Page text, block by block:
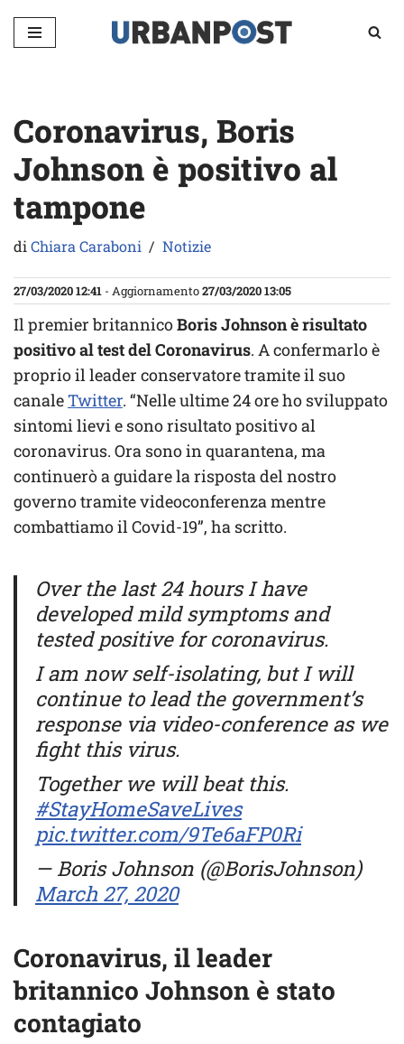
Vai
Coronavirus, Boris
Johnson è positivo al
tampone
diChiara Caraboni Notizie
27/03/2020 12:41 - Aggiornamento27/03/2020 13:05
Il premier britannicoBoris Johnson è risultato
positivo al test del Coronavirus. A confermarlo è
proprio il leader conservatore tramite il suo
canaleTwitter. “Nelle ultime 24 ore ho sviluppato
sintomi lievi e sono risultato positivo al
coronavirus. Ora sono in quarantena, ma
continuerò a guidare la risposta del nostro
governo tramite videoconferenza mentre
combattiamo il Covid-19”, ha scritto.
Over the last 24 hours I have
developed mild symptoms and
tested positive for coronavirus.
I am now self-isolating, but I will
continue to lead the government’s
response via video-conference as we
fight this virus.
Together we will beat this.
#StayHomeSaveLives
pic.twitter.com/9Te6aFP0Ri
— Boris Johnson (@BorisJohnson)
March 27, 2020
Coronavirus, il leader
britannico Johnson è stato
contagiato